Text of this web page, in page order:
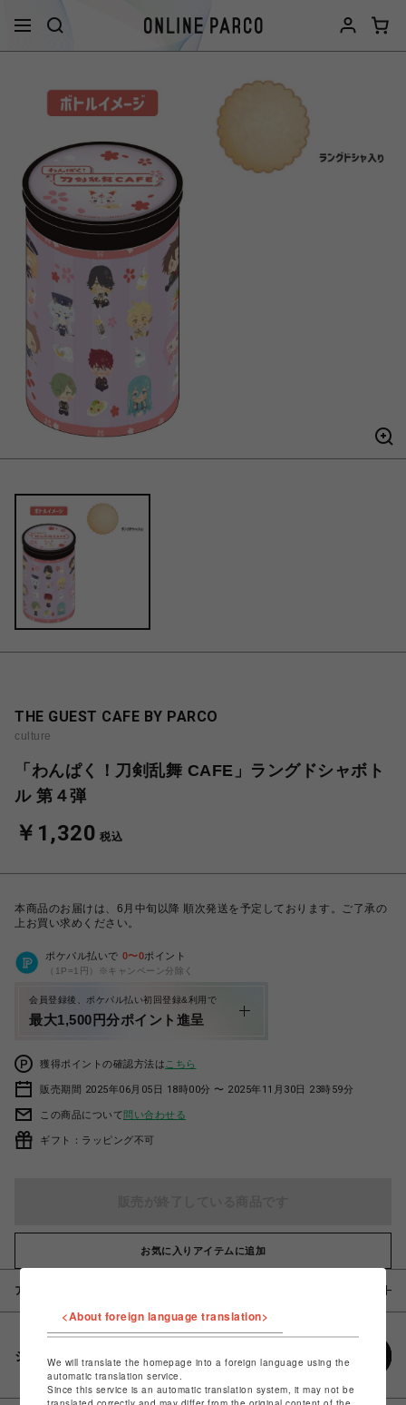
THE GUEST CAFE BY PARCO
culture
「わんぱく！刀剣乱舞 CAFE」ラングドシャボト
ル 第４弾
￥1,320 税込
本商品のお届けは、6月中旬以降 順次発送を予定しております。ご了承の
上お買い求めください。
ポケパル払いで 0〜0ポイント
（1P=1円）※キャンペーン分除く
会員登録後、ポケパル払い初回登録&利用で
最大1,500円分ポイント進呈
獲得ポイントの確認方法は こちら
販売期間 2025年06月05日 18時00分 〜 2025年11月30日 23時59分
この商品について問い合わせる
ギフト：ラッピング不可
お気に入りアイテムに追加
アイテム説明 / 素材
シェアする
<About foreign language translation>
We will translate the homepage into a foreign language using the
automatic translation service.
Since this service is an automatic translation system, it may not be